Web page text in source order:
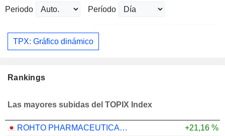
Periodo Período
TPX: Gráfico dinámico
Rankings
Las mayores subidas del TOPIX Index
ROHTO PHARMACEUTICAL CO.,LTD.
+21,16 %